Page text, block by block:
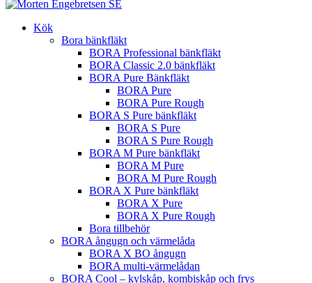
Kök
Bora bänkfläkt
BORA Professional bänkfläkt
BORA Classic 2.0 bänkfläkt
BORA Pure Bänkfläkt
BORA Pure
BORA Pure Rough
BORA S Pure bänkfläkt
BORA S Pure
BORA S Pure Rough
BORA M Pure bänkfläkt
BORA M Pure
BORA M Pure Rough
BORA X Pure bänkfläkt
BORA X Pure
BORA X Pure Rough
Bora tillbehör
BORA ångugn och värmelåda
BORA X BO ångugn
BORA multi-värmelådan
BORA Cool – kylskåp, kombiskåp och frys